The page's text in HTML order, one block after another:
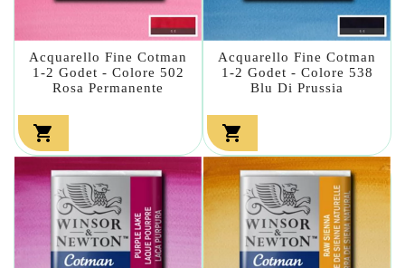
Acquarello Fine Cotman
1-2 Godet - Colore 502
Rosa Permanente

Acquarello Fine Cotman
1-2 Godet - Colore 538
Blu Di Prussia
